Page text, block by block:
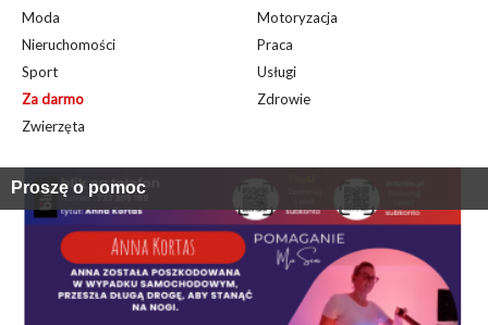
Moda
Motoryzacja
Nieruchomości
Praca
Sport
Usługi
Za darmo
Zdrowie
Zwierzęta
Proszę o pomoc